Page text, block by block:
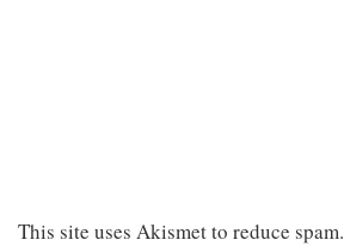
This site uses Akismet to reduce spam.